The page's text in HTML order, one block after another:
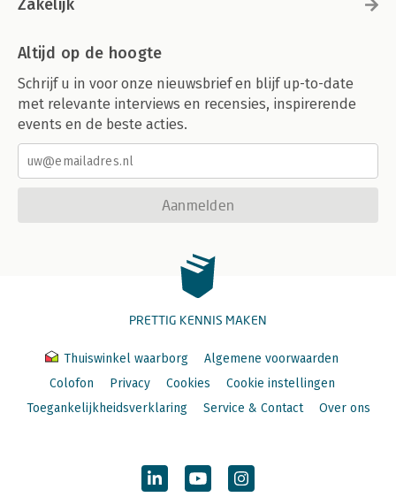
Zakelijk
Altijd op de hoogte
Schrijf u in voor onze nieuwsbrief en blijf up-to-date
met relevante interviews en recensies, inspirerende
events en de beste acties.
Aanmelden
PRETTIG KENNIS MAKEN
Thuiswinkel waarborg
Algemene voorwaarden
Colofon
Privacy Cookies
Cookie instellingen
Toegankelijkheidsverklaring
Service & Contact Over ons